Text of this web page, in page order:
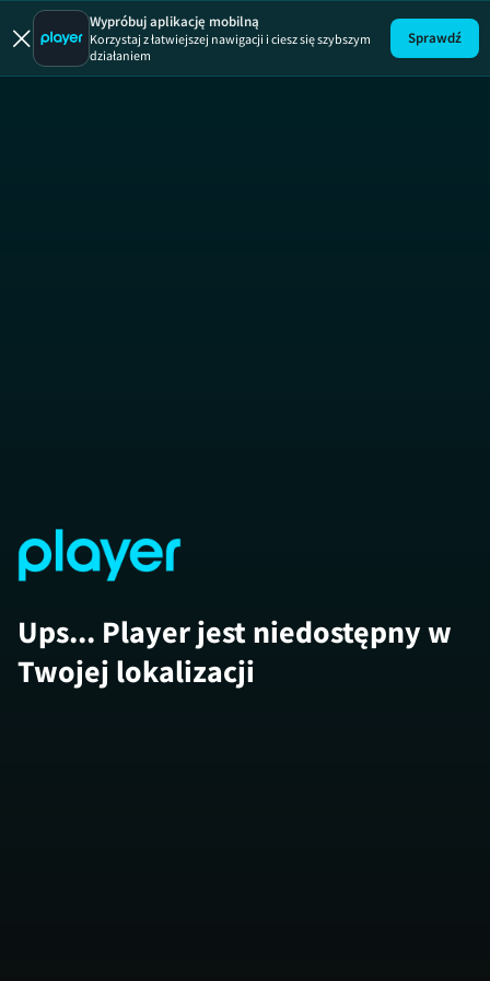
Wypróbuj aplikację mobilną
Korzystaj z łatwiejszej nawigacji i ciesz się szybszym
działaniem
Sprawdź
Ups... Player jest niedostępny w
Twojej lokalizacji